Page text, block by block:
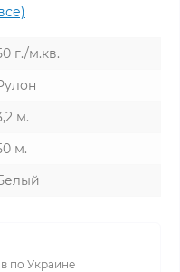
г./м.кв.
м.
м.
по Украине